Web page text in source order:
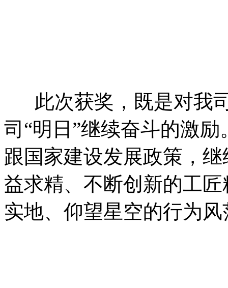
此次获奖，既是对我
司“明日”继续奋斗的激
跟国家建设发展政策，
益求精、不断创新的工
实地、仰望星空的行为